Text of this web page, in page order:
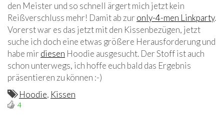
den Meister und so schnell ärgert mich jetzt kein
Reißverschluss mehr! Damit ab zur only-4-men Linkparty.
Vorerst war es das jetzt mit den Kissenbezügen, jetzt
suche ich doch eine etwas größere Herausforderung und
habe mir diesen Hoodie ausgesucht. Der Stoff ist auch
schon unterwegs, ich hoffe euch bald das Ergebnis
präsentieren zu können :-)
Hoodie, Kissen
4